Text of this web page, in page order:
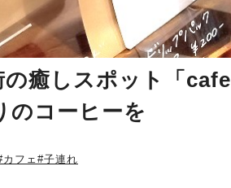
の癒しスポット「
のコーヒーを
カフェ #子連れ